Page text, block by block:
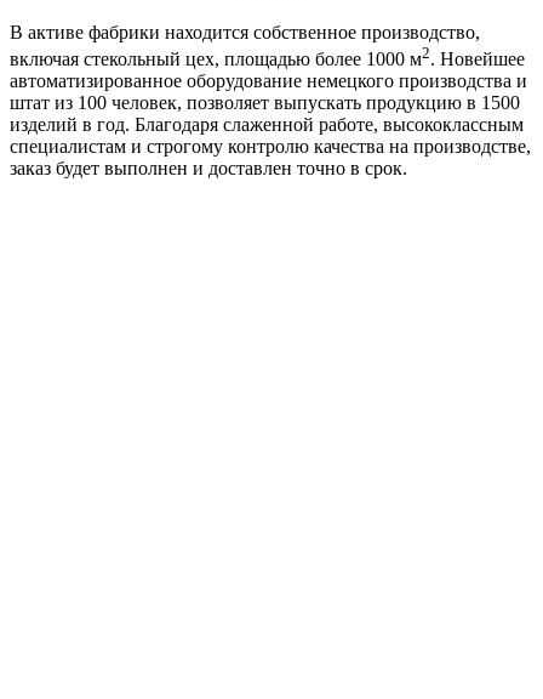
В активе фабрики находится собственное производство,
включая стекольный цех, площадью более 1000 м2. Новейшее
автоматизированное оборудование немецкого производства и
штат из 100 человек, позволяет выпускать продукцию в 1500
изделий в год. Благодаря слаженной работе, высококлассным
специалистам и строгому контролю качества на производстве,
заказ будет выполнен и доставлен точно в срок.